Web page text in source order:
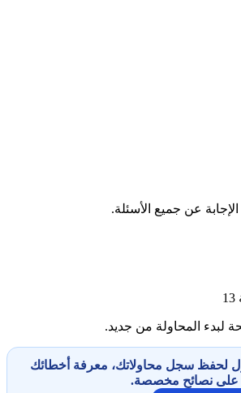
عن جميع الأسئلة.
13
لبدء المحاولة من جديد.
لحفظ سجل محاولاتك، معرفة أخطائك
على نصائح مخصصة.